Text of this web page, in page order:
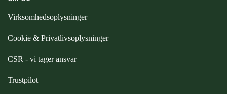
Virksomhedsoplysninger
Cookie & Privatlivsoplysninger
CSR - vi tager ansvar
Trustpilot